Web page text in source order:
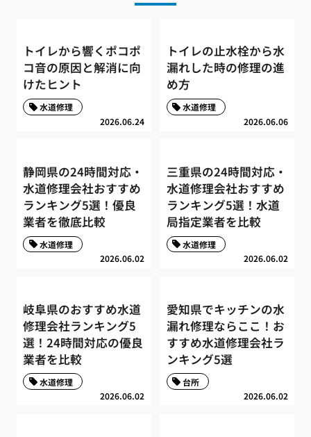
トイレから響くポコポ
コ音の原因と解消に向
けたヒント
2026.06.24
水道修理
トイレの止水栓から水
漏れした時の修理の進
め方
2026.06.06
水道修理
静岡県の24時間対応・
水道修理会社おすすめ
ランキング5選！優良
業者を徹底比較
2026.06.02
水道修理
三重県の24時間対応・
水道修理会社おすすめ
ランキング5選！水道
局指定業者を比較
2026.06.02
水道修理
岐阜県のおすすめ水道
修理会社ランキング5
選！24時間対応の優良
業者を比較
2026.06.02
水道修理
愛知県でキッチンの水
漏れ修理ならここ！お
すすめ水道修理会社ラ
ンキング5選
2026.06.02
台所